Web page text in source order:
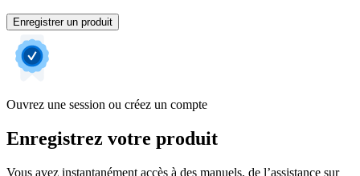
Enregistrer un produit
Ouvrez une session ou créez un compte
Enregistrez votre produit
Vous avez instantanément accès à des manuels, de l’assistance sur